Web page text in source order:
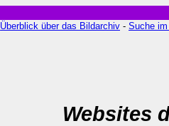
Überblick über das Bildarchiv - Suche
Websites